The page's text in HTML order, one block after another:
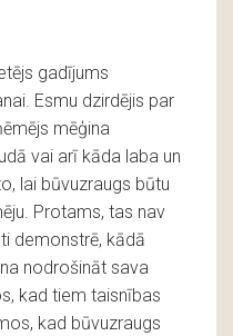
gadījums
Esmu dzirdējis par
mēģina
vai arī kāda laba un
lai būvuzraugs būtu
Protams, tas nav
demonstrē, kādā
nodrošināt sava
kad tiem taisnības
kad būvuzraugs